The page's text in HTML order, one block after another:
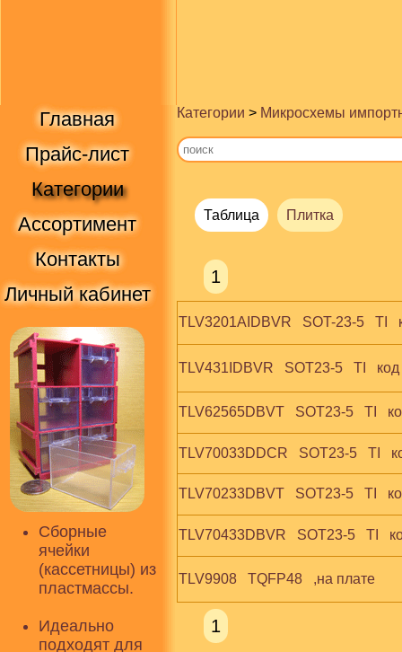
Главная
Прайс-лист
Категории
Ассортимент
Контакты
Личный кабинет
Сборные
ячейки
(кассетницы) из
пластмассы.
Идеально
подходят для
Категории > Микросхемы
Таблица Плитка
1
TLV3201AIDBVR   SOT-23-5   TI
TLV431IDBVR   SOT23-5   TI
TLV62565DBVT   SOT23-5   TI
TLV70033DDCR   SOT23-5   TI
TLV70233DBVT   SOT23-5   TI
TLV70433DBVR   SOT23-5   TI
TLV9908   TQFP48   ,на плате
1